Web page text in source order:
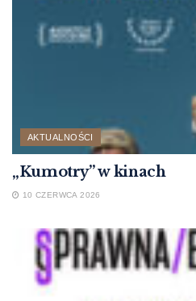
AKTUALNOŚCI
„Kumotry” w kinach
10 CZERWCA 2026